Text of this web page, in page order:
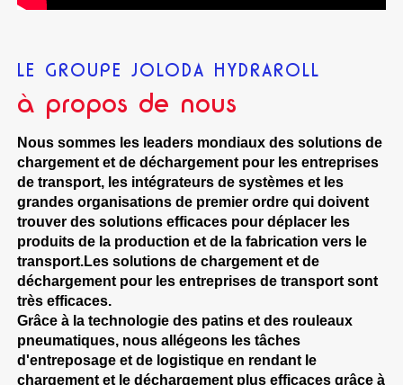
LE GROUPE JOLODA HYDRAROLL
à propos de nous
Nous sommes les leaders mondiaux des solutions de
chargement et de déchargement pour les entreprises
de transport, les intégrateurs de systèmes et les
grandes organisations de premier ordre qui doivent
trouver des solutions efficaces pour déplacer les
produits de la production et de la fabrication vers le
transport.Les solutions de chargement et de
déchargement pour les entreprises de transport sont
très efficaces.
Grâce à la technologie des patins et des rouleaux
pneumatiques, nous allégeons les tâches
d'entreposage et de logistique en rendant le
chargement et le déchargement plus efficaces grâce à